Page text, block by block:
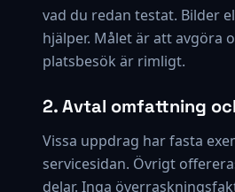
vad du redan testat. Bilder
hjälper. Målet är att avgöra
platsbesök är rimligt.
2. Avtal omfattning
Vissa uppdrag har fasta
servicesidan. Övrigt
delar. Inga